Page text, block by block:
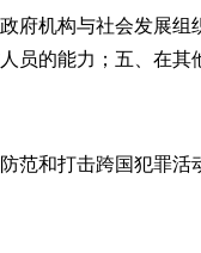
府机构与社会发展
员的能力；五、在其
范和打击跨国犯罪